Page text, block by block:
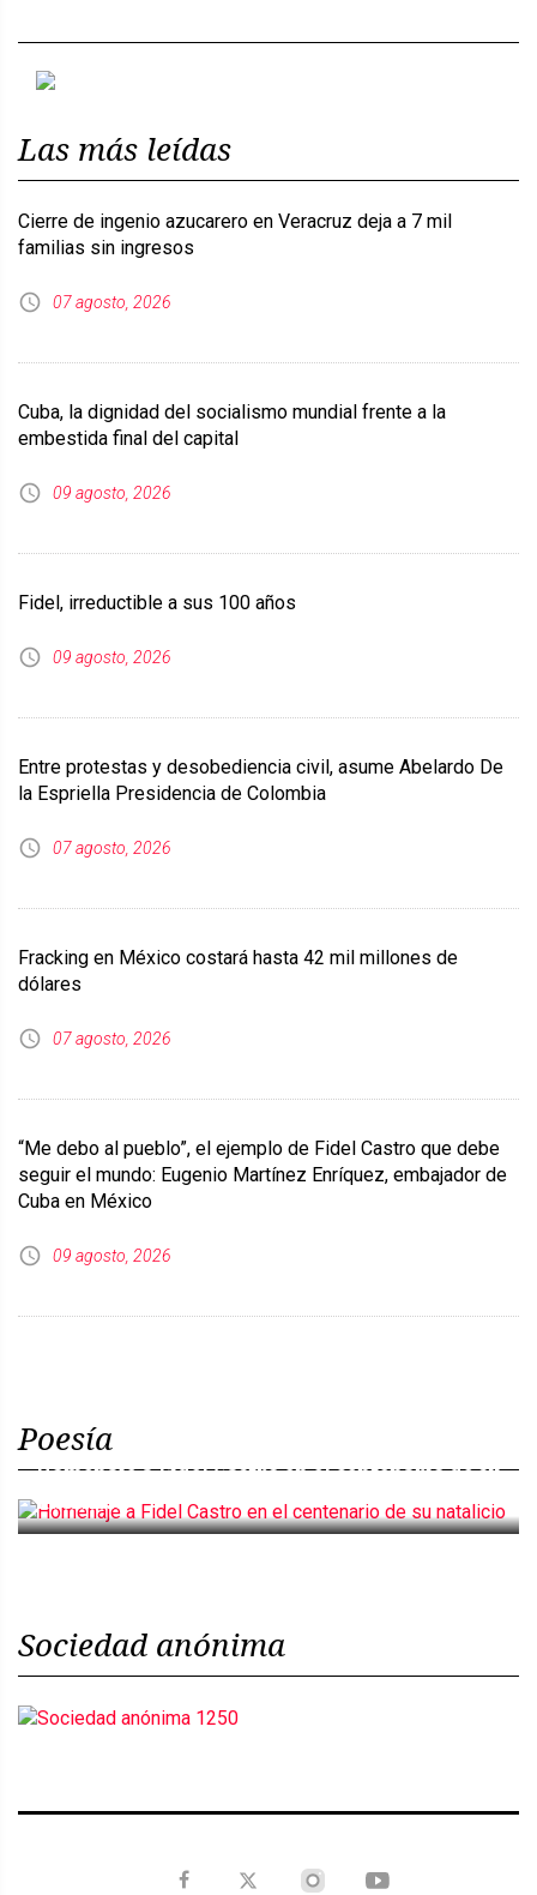
Las más leídas
Cierre de ingenio azucarero en Veracruz deja a 7 mil
familias sin ingresos
07 agosto, 2026
Cuba, la dignidad del socialismo mundial frente a la
embestida final del capital
09 agosto, 2026
Fidel, irreductible a sus 100 años
09 agosto, 2026
Entre protestas y desobediencia civil, asume Abelardo De
la Espriella Presidencia de Colombia
07 agosto, 2026
Fracking en México costará hasta 42 mil millones de
dólares
07 agosto, 2026
“Me debo al pueblo”, el ejemplo de Fidel Castro que debe
seguir el mundo: Eugenio Martínez Enríquez, embajador de
Cuba en México
09 agosto, 2026
Poesía
Homenaje a Fidel Castro en el centenario de su
natalicio
Sociedad anónima